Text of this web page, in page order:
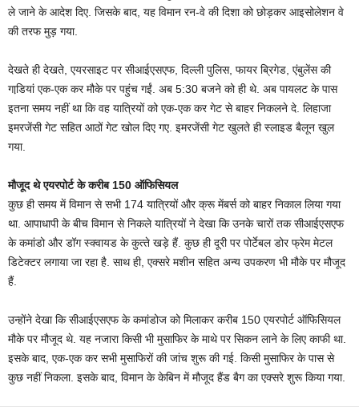
ले जाने के आदेश दिए. जिसके बाद, यह विमान रन-वे की दिशा को छोड़कर आइसोलेशन वे
की तरफ मुड़ गया.
देखते ही देखते, एयरसाइट पर सीआईएसएफ, दिल्‍ली पुलिस, फायर ब्रिगेड, एंबुलेंस की
गाडि़यां एक-एक कर मौके पर पहुंच गईं. अब 5:30 बजने को ही थे. अब पायलट के पास
इतना समय नहीं था कि वह यात्रियों को एक-एक कर गेट से बाहर निकलने दे. लिहाजा
इमरजेंसी गेट सहित आठों गेट खोल दिए गए. इमरजेंसी गेट खुलते ही स्‍लाइड बैलून खुल
गया.
मौजूद थे एयरपोर्ट के करीब 150 ऑफिसियल
कुछ ही समय में विमान से सभी 174 यात्रियों और क्रू मेंबर्स को बाहर निकाल लिया गया
था. आपाधापी के बीच विमान से निकले यात्रियों ने देखा कि उनके चारों तक सीआईएसएफ
के कमांडो और डॉग स्‍क्‍वायड के कुत्‍ते खड़े हैं. कुछ ही दूरी पर पोर्टेबल डोर फ्रेम मेटल
डिटेक्‍टर लगाया जा रहा है. साथ ही, एक्‍सरे मशीन सहित अन्‍य उपकरण भी मौके पर मौजूद
हैं.
उन्‍होंने देखा कि सीआईएसएफ के कमांडोज को मिलाकर करीब 150 एयरपोर्ट ऑफिसियल
मौके पर मौजूद थे. यह नजारा किसी भी मुसाफिर के माथे पर सिकन लाने के लिए काफी था.
इसके बाद, एक-एक कर सभी मुसाफिरों की जांच शुरू की गई. किसी मुसाफिर के पास से
कुछ नहीं निकला. इसके बाद, विमान के केबिन में मौजूद हैंड बैग का एक्‍सरे शुरू किया गया.